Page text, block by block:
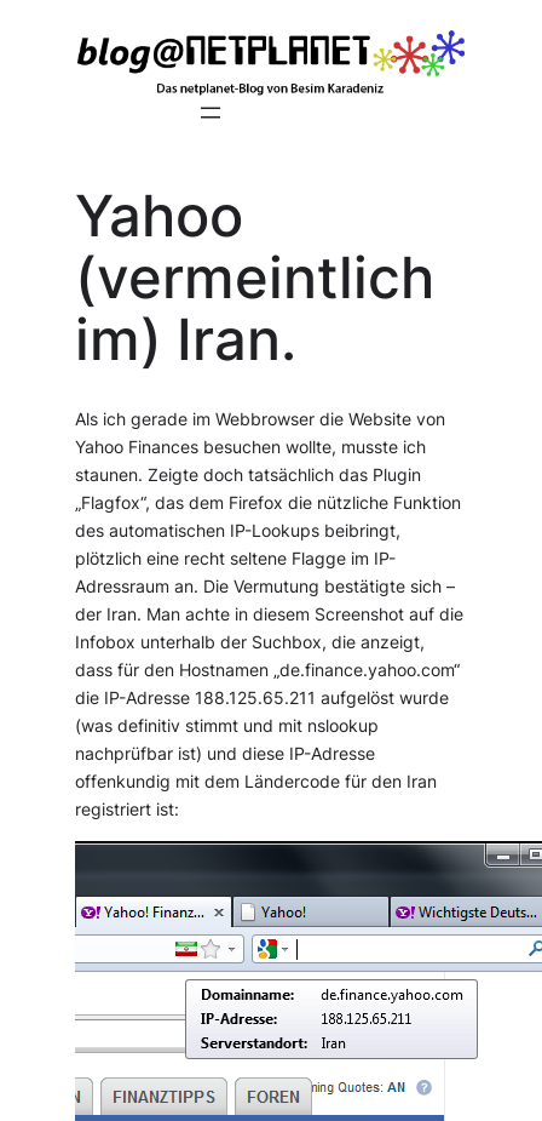
Yahoo
(vermeintlich
im) Iran.
Als ich gerade im Webbrowser die Website von
Yahoo Finances besuchen wollte, musste ich
staunen. Zeigte doch tatsächlich das Plugin
„Flagfox“, das dem Firefox die nützliche Funktion
des automatischen IP-Lookups beibringt,
plötzlich eine recht seltene Flagge im IP-
Adressraum an. Die Vermutung bestätigte sich –
der Iran. Man achte in diesem Screenshot auf die
Infobox unterhalb der Suchbox, die anzeigt,
dass für den Hostnamen „de.finance.yahoo.com“
die IP-Adresse 188.125.65.211 aufgelöst wurde
(was definitiv stimmt und mit nslookup
nachprüfbar ist) und diese IP-Adresse
offenkundig mit dem Ländercode für den Iran
registriert ist: